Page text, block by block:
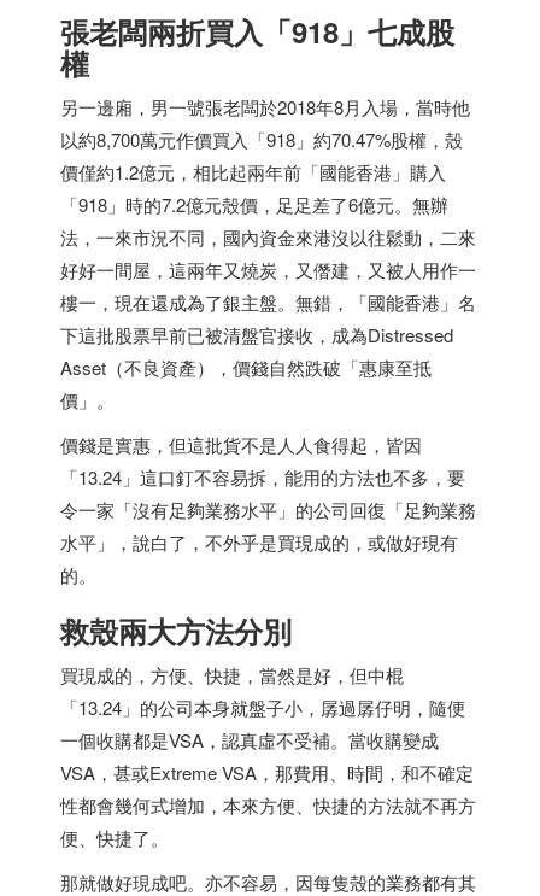
張老闆兩折買入「918」七成股
權
另一邊廂，男一號張老闆於2018年8月入場，當時他
以約8,700萬元作價買入「918」約70.47%股權，殼
價僅約1.2億元，相比起兩年前「國能香港」購入
「918」時的7.2億元殼價，足足差了6億元。無辦
法，一來市況不同，國內資金來港沒以往鬆動，二來
好好一間屋，這兩年又燒炭，又僭建，又被人用作一
樓一，現在還成為了銀主盤。無錯，「國能香港」名
下這批股票早前已被清盤官接收，成為Distressed
Asset（不良資產），價錢自然跌破「惠康至抵
價」。
價錢是實惠，但這批貨不是人人食得起，皆因
「13.24」這口釘不容易拆，能用的方法也不多，要
令一家「沒有足夠業務水平」的公司回復「足夠業務
水平」，說白了，不外乎是買現成的，或做好現有
的。
救殼兩大方法分別
買現成的，方便、快捷，當然是好，但中棍
「13.24」的公司本身就盤子小，孱過孱仔明，隨便
一個收購都是VSA，認真虛不受補。當收購變成
VSA，甚或Extreme VSA，那費用、時間，和不確定
性都會幾何式增加，本來方便、快捷的方法就不再方
便、快捷了。
那就做好現成吧。亦不容易，因每隻殼的業務都有其